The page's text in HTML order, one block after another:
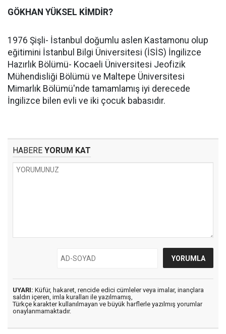
GÖKHAN YÜKSEL KİMDİR?
1976 Şişli- İstanbul doğumlu aslen Kastamonu olup
eğitimini İstanbul Bilgi Üniversitesi (İSİS) İngilizce
Hazırlık Bölümü- Kocaeli Üniversitesi Jeofizik
Mühendisliği Bölümü ve Maltepe Üniversitesi
Mimarlık Bölümü'nde tamamlamış iyi derecede
İngilizce bilen evli ve iki çocuk babasıdır.
HABERE YORUM KAT
UYARI: Küfür, hakaret, rencide edici cümleler veya imalar, inançlara
saldırı içeren, imla kuralları ile yazılmamış,
Türkçe karakter kullanılmayan ve büyük harflerle yazılmış yorumlar
onaylanmamaktadır.